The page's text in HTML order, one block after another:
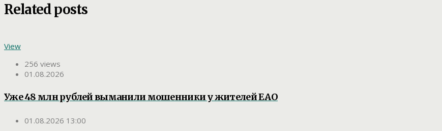
Related posts
View
256 views
01.08.2026
Уже 48 млн рублей выманили мошенники у жителей ЕАО
01.08.2026 13:00